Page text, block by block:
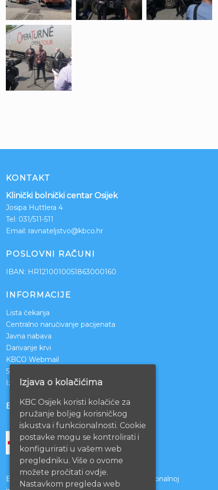
KONTAKT
Klinički bolnički centar Osijek
Josipa Huttlera 4
Tel: 031/511-511
Email: ravnateljstvo@kbco.hr
POSLOVNI RAČUNI
IBAN: HR1210010051863000160
INFORMACIJE
Lista čekanja
Centralno naručivanje pacijenata
Javna nabava
Darivanje krvi
KBCO Webmail
Sestrinstvo KBC Osijek
Izjava o pristupačnosti mrežnih stranica
BOLNICE PARTNERI
Bolnice s kojima je potpisan ugovor o funkcionalnoj
Izjava o kolačićima
KBC Osijek koristi kolačiće za
pružanje boljeg korisničkog
iskustva i funkcionalnosti. Cookie
postavke mogu se kontrolirati i
konfigurirati u vašem web
pregledniku. Više o ovome
možete pročitati ovdje.
Nastavkom pregleda web